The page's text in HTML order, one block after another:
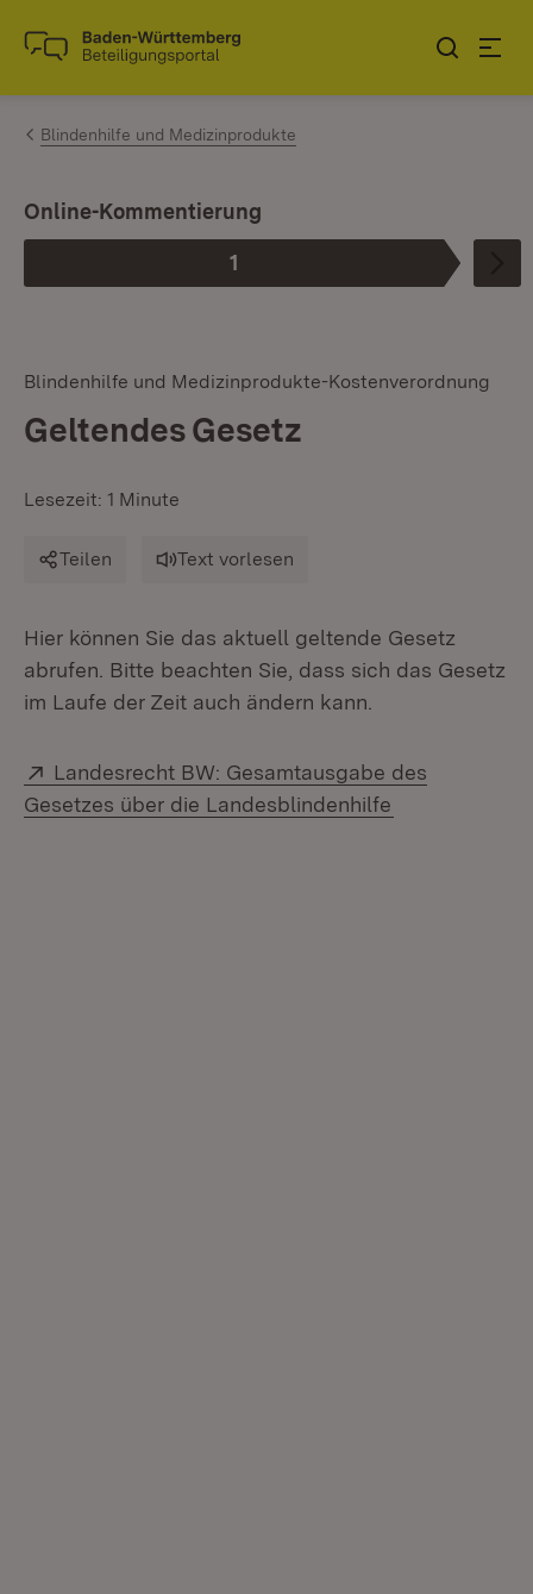
Zum Inhalt springen
Link zur Startseite
Blindenhilfe und Medizinprodukte
Phase
1
:
Online-Kommentierung
Blindenhilfe und Medizinprodukte-Kostenverordnung
Geltendes Gesetz
Lesezeit: 1 Minute
Teilen Text vorlesen
Hier können Sie das aktuell geltende Gesetz
abrufen. Bitte beachten Sie, dass sich das Gesetz
im Laufe der Zeit auch ändern kann.
Extern:
Landesrecht BW: Gesamtausgabe des
Gesetzes über die Landesblindenhilfe